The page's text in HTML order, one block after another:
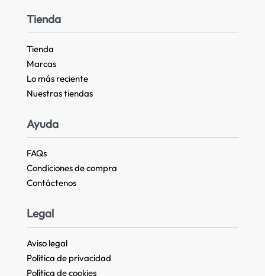
Tienda
Tienda
Marcas
Lo más reciente​
Nuestras tiendas​
Ayuda
FAQs
Condiciones de compra
Contáctenos
Legal
Aviso legal
Política de privacidad
Política de cookies